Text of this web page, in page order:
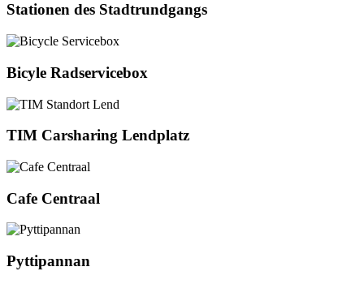
Stationen des Stadtrundgangs
Bicyle Radservicebox
TIM Carsharing Lendplatz
Cafe Centraal
Pyttipannan